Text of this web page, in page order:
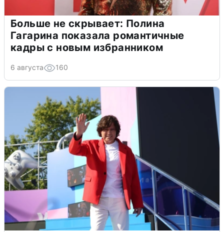
Больше не скрывает: Полина
Гагарина показала романтичные
кадры с новым избранником
6 августа 160